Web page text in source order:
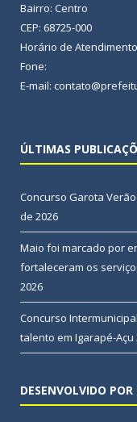
Bairro: Centro
CEP: 68725-000
Horário de
Fone:
E-mail:
ÚLTIMAS
Concurso Garota
de 2026
Maio foi marcado por
fortaleceram os
2026
Concurso
talento em Igarapé-Açu
DESENVOLVIDO POR